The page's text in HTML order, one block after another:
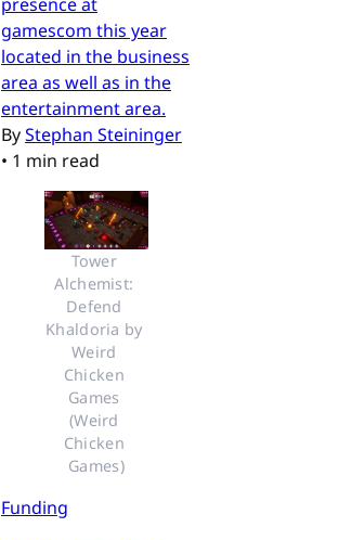
gamescom this year
located in the business
area as well as in the
entertainment area.
ByStephan Steininger
• 1 min read
Tower
Alchemist:
Defend
Khaldoria by
Weird
Chicken
Games
(Weird
Chicken
Games)
Funding